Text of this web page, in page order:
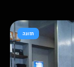
תזונה